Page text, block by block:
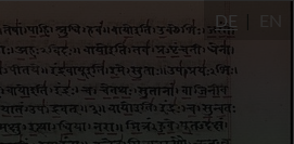
DE